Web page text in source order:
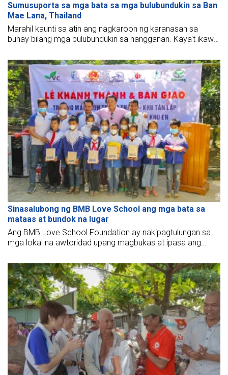
Sumusuporta sa mga bata sa mga bulubundukin sa Ban
Mae Lana, Thailand
Marahil kaunti sa atin ang nagkaroon ng karanasan sa
buhay bilang mga bulubundukin sa hangganan. Kaya't ikaw
sa pinakalayong bahagi ng isang bansa? Sundan ang
charity group ng BMB Steel Thailand upang magkaroon ng
higit pang karanasan tungkol sa sitwasyon at enerhiya ng
mga tao dito!
Sinasalubong ng BMB Love School ang mga bata sa
mataas at bundok na lugar
Ang BMB Love School Foundation ay nakipagtulungan sa
mga lokal na awtoridad upang magbukas at ipasa ang
Phu Thanh, bayan ng Quan Hoa, Lalawigan ng Thanh Hoa